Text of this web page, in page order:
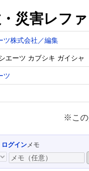
・災害レフ
ツ株式会社／編集
エーツ カブシキ ガイシャ
ツ
※この
ログインメモ